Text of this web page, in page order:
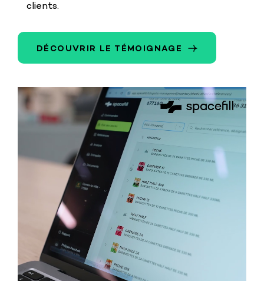
clients.
DÉCOUVRIR LE TÉMOIGNAGE